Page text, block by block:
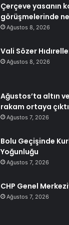
Çerçeve yasanın
görüşmelerinde
Ağustos 8, 2026
Vali Sözer
Ağustos 8, 2026
Ağustos’ta altın
rakam ortaya çıktı
Ağustos 7, 2026
Bolu Geçişinde
Yoğunluğu
Ağustos 7, 2026
CHP Genel
Ağustos 7, 2026